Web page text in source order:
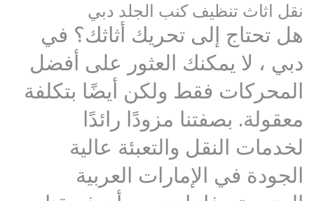
نقل اثاث تنظيف كنب الجلد دبي
هل تحتاج إلى تحريك أثاثك؟ في
دبي ، لا يمكنك العثور على أفضل
المحركات فقط ولكن أيضًا بتكلفة
معقولة. بصفتنا مزودًا رائدًا
لخدمات النقل والتعبئة عالية
الجودة في الإمارات العربية